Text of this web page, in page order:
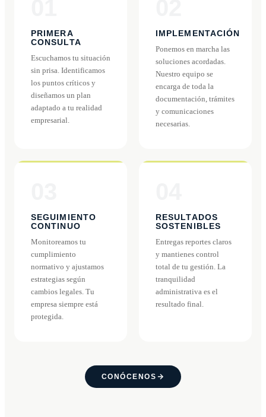
PRIMERA
CONSULTA
Escuchamos tu situación
sin prisa. Identificamos
los puntos críticos y
diseñamos un plan
adaptado a tu realidad
empresarial.
IMPLEMENTACIÓN
Ponemos en marcha las
soluciones acordadas.
Nuestro equipo se
encarga de toda la
documentación, trámites
y comunicaciones
necesarias.
SEGUIMIENTO
CONTINUO
Monitoreamos tu
cumplimiento
normativo y ajustamos
estrategias según
cambios legales. Tu
empresa siempre está
protegida.
RESULTADOS
SOSTENIBLES
Entregas reportes claros
y mantienes control
total de tu gestión. La
tranquilidad
administrativa es el
resultado final.
CONÓCENOS